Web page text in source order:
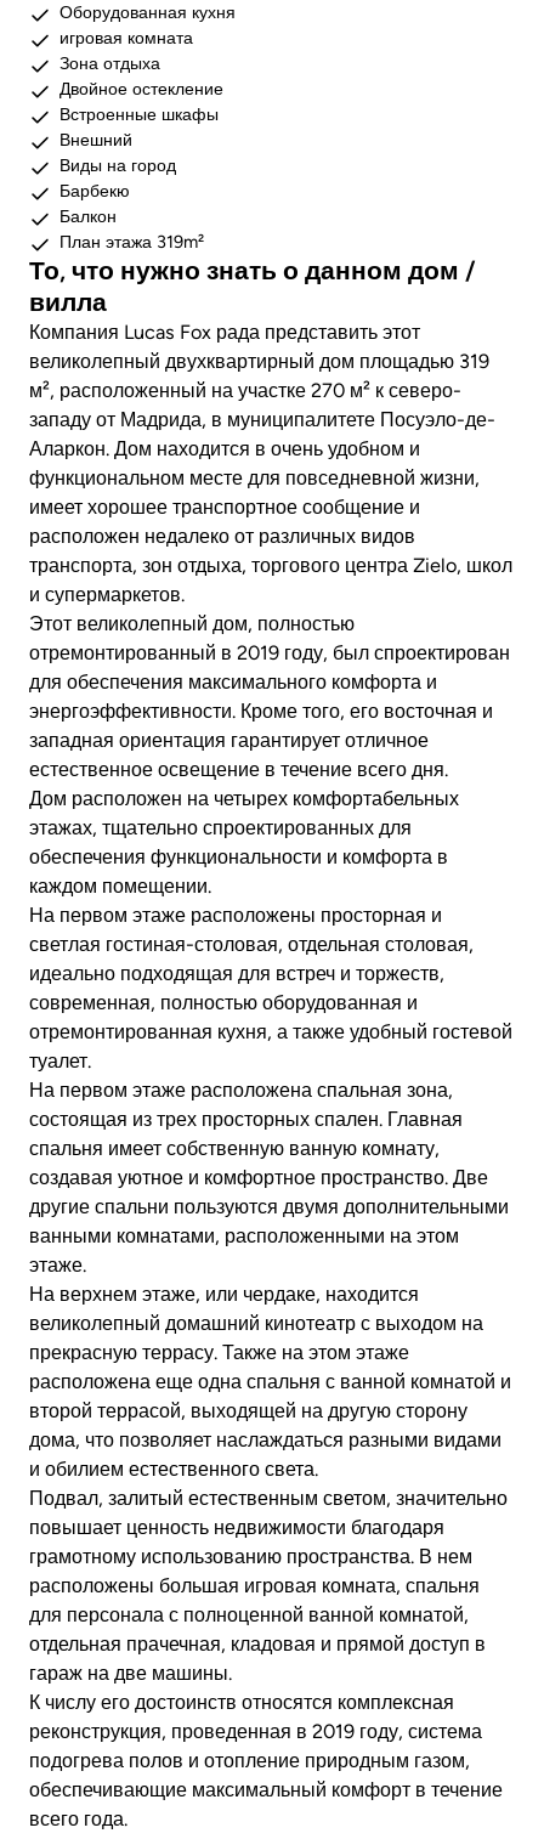
Оборудованная кухня
игровая комната
Зона отдыха
Двойное остекление
Встроенные шкафы
Внешний
Виды на город
Барбекю
Балкон
План этажа 319m²
То, что нужно знать о данном дом /
вилла
Компания Lucas Fox рада представить этот
великолепный двухквартирный дом площадью 319
м², расположенный на участке 270 м² к северо-
западу от Мадрида, в муниципалитете Посуэло-де-
Аларкон. Дом находится в очень удобном и
функциональном месте для повседневной жизни,
имеет хорошее транспортное сообщение и
расположен недалеко от различных видов
транспорта, зон отдыха, торгового центра Zielo, школ
и супермаркетов.
Этот великолепный дом, полностью
отремонтированный в 2019 году, был спроектирован
для обеспечения максимального комфорта и
энергоэффективности. Кроме того, его восточная и
западная ориентация гарантирует отличное
естественное освещение в течение всего дня.
Дом расположен на четырех комфортабельных
этажах, тщательно спроектированных для
обеспечения функциональности и комфорта в
каждом помещении.
На первом этаже расположены просторная и
светлая гостиная-столовая, отдельная столовая,
идеально подходящая для встреч и торжеств,
современная, полностью оборудованная и
отремонтированная кухня, а также удобный гостевой
туалет.
На первом этаже расположена спальная зона,
состоящая из трех просторных спален. Главная
спальня имеет собственную ванную комнату,
создавая уютное и комфортное пространство. Две
другие спальни пользуются двумя дополнительными
ванными комнатами, расположенными на этом
этаже.
На верхнем этаже, или чердаке, находится
великолепный домашний кинотеатр с выходом на
прекрасную террасу. Также на этом этаже
расположена еще одна спальня с ванной комнатой и
второй террасой, выходящей на другую сторону
дома, что позволяет наслаждаться разными видами
и обилием естественного света.
Подвал, залитый естественным светом, значительно
повышает ценность недвижимости благодаря
грамотному использованию пространства. В нем
расположены большая игровая комната, спальня
для персонала с полноценной ванной комнатой,
отдельная прачечная, кладовая и прямой доступ в
гараж на две машины.
К числу его достоинств относятся комплексная
реконструкция, проведенная в 2019 году, система
подогрева полов и отопление природным газом,
обеспечивающие максимальный комфорт в течение
всего года.